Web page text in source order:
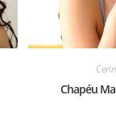
Chapéu